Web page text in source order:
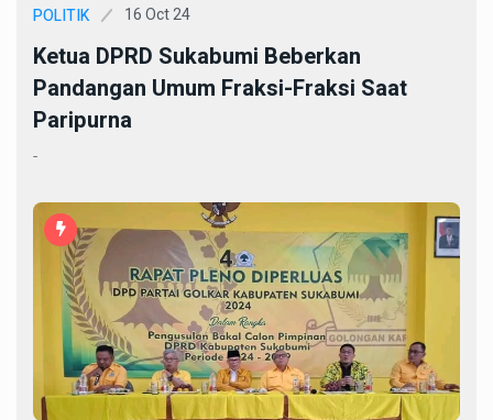
POLITIK 16 Oct 24
Ketua DPRD Sukabumi Beberkan
Pandangan Umum Fraksi-Fraksi Saat
Paripurna
-